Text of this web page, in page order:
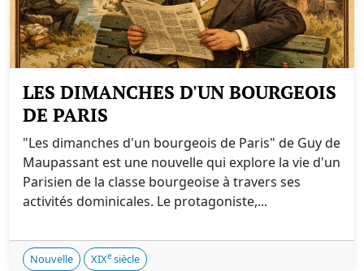
LES DIMANCHES D'UN BOURGEOIS
DE PARIS
"Les dimanches d'un bourgeois de Paris" de Guy de
Maupassant est une nouvelle qui explore la vie d'un
Parisien de la classe bourgeoise à travers ses
activités dominicales. Le protagoniste,...
Nouvelle XIXe siècle